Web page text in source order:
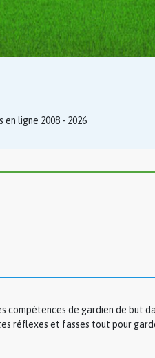
ligne 2008 - 2026
compétences de gardien de but
réflexes et fasses tout pour